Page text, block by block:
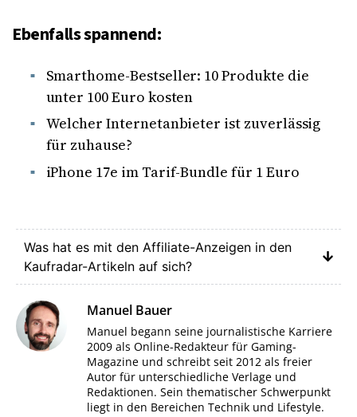
Ebenfalls spannend:
Smarthome-Bestseller: 10 Produkte die
unter 100 Euro kosten
Welcher Internetanbieter ist zuverlässig
für zuhause?
iPhone 17e im Tarif-Bundle für 1 Euro
Was hat es mit den Affiliate-Anzeigen in den
Kaufradar-Artikeln auf sich?
Manuel Bauer
Manuel begann seine journalistische Karriere
2009 als Online-Redakteur für Gaming-
Magazine und schreibt seit 2012 als freier
Autor für unterschiedliche Verlage und
Redaktionen. Sein thematischer Schwerpunkt
liegt in den Bereichen Technik und Lifestyle.